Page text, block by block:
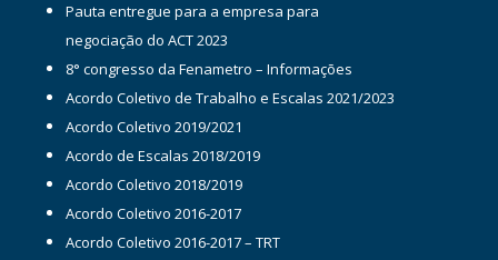
Pauta entregue para a empresa para
negociação do ACT 2023
8° congresso da Fenametro – Informações
Acordo Coletivo de Trabalho e Escalas 2021/2023
Acordo Coletivo 2019/2021
Acordo de Escalas 2018/2019
Acordo Coletivo 2018/2019
Acordo Coletivo 2016-2017
Acordo Coletivo 2016-2017 – TRT